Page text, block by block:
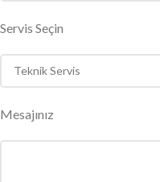
Servis Seçin
Mesajınız